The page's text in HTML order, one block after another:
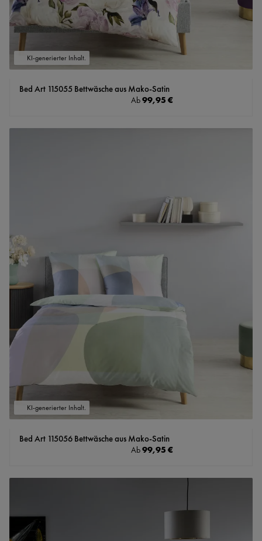
KI-generierter Inhalt.
Bed Art 115055 Bettwäsche aus Mako-Satin
Regulärer Preis:
Ab99,95 €
KI-generierter Inhalt.
Bed Art 115056 Bettwäsche aus Mako-Satin
Regulärer Preis:
Ab99,95 €